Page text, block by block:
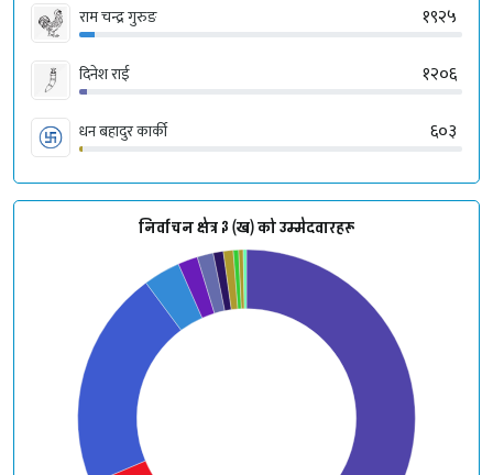
राम चन्द्र गुरुङ १९२५
दिनेश राई १२०६
धन बहादुर कार्की ६०३
निर्वाचन क्षेत्र ३ (ख) को उम्मेदवारहरू